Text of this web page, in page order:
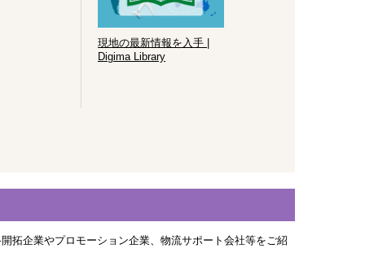
現地の最新情報を入手 |
Digima Library
拓企業やプロモーション企業、物流サポート会社等をご紹